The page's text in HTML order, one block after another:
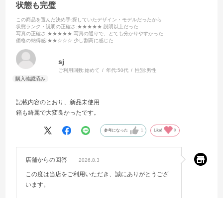
状態も完璧
この商品を選んだ決め手:探していたデザイン・モデルだったから
状態ランク・説明の正確さ :★★★★★ 説明以上だった
写真の正確さ :★★★★★ 写真の通りで、とても分かりやすかった
価格の納得感:★★☆☆☆ 少し割高に感じた
sj
ご利用回数:始めて 年代:50代 性別:男性
記載内容のとおり、新品未使用
箱も綺麗で大変良かったです。
参考になった 1 Like! 0
店舗からの回答 2026.8.3
この度は当店をご利用いただき、誠にありがとうござ
います。